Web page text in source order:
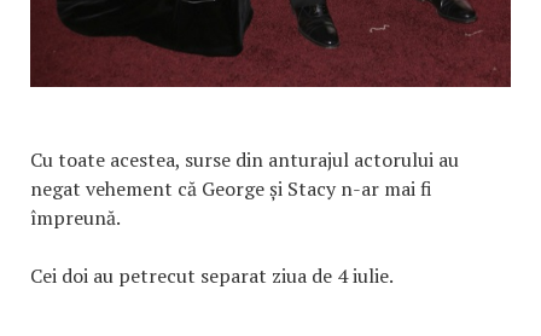
Cu toate acestea, surse din anturajul actorului au
negat vehement că George și Stacy n-ar mai fi
împreună.
Cei doi au petrecut separat ziua de 4 iulie.